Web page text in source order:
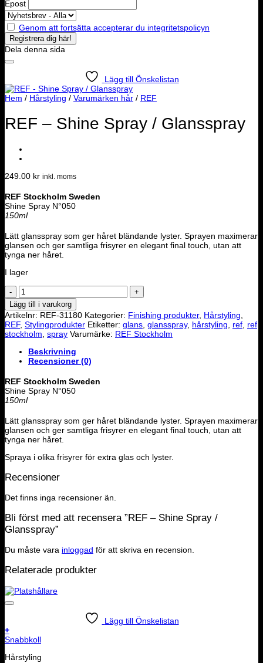
Epost
Genom att fortsätta accepterar du integritetspolicyn
Dela denna sida
Lägg till Önskelistan
Hem / Hårstyling / Varumärken hår / REF
REF – Shine Spray / Glansspray
249.00 kr inkl. moms
REF Stockholm Sweden
Shine Spray N°050
150ml
Lätt glansspray som ger håret bländande lyster. Sprayen maximerar
glansen och ger samtliga frisyrer en elegant final touch, utan att
tynga ner håret.
I lager
REF
-
Shine
Spray
/
Glansspray
Lägg till i varukorg
Artikelnr: REF-31180 Kategorier: Finishing produkter, Hårstyling
REF, Stylingprodukter Etiketter: glans glansspray, hårstyling ref ref
stockholm spray Varumärke: REF Stockholm
Beskrivning
Recensioner (0)
REF Stockholm Sweden
Shine Spray N°050
150ml
Lätt glansspray som ger håret bländande lyster. Sprayen maximerar
glansen och ger samtliga frisyrer en elegant final touch, utan att
tynga ner håret.
Spraya i olika frisyrer för extra glas och lyster.
Recensioner
Det finns inga recensioner än.
Bli först med att recensera ”REF – Shine Spray /
Glansspray”
Du måste vara inloggad för att skriva en recension.
Relaterade produkter
Lägg till Önskelistan
+
Snabbkoll
Hårstyling